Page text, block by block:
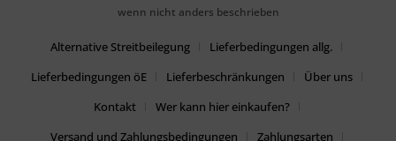
wenn nicht anders beschrieben
Alternative Streitbeilegung
Lieferbedingungen allg.
Lieferbedingungen öE
Lieferbeschränkungen
Über uns
Kontakt
Wer kann hier einkaufen?
Versand und Zahlungsbedingungen
Zahlungsarten